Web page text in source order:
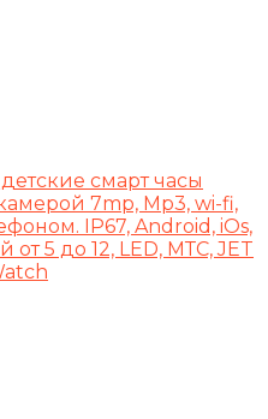
смарт часы
7mp, Mp3, wi-fi,
IP67, Android, iOs,
5 до 12, LED, МТС, JET